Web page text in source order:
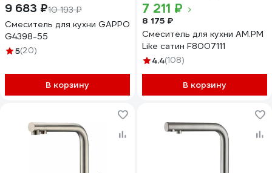
9 683 ₽10 193 ₽
Смеситель для кухни GAPPO
G4398-55
5(20)
В корзину
7 211 ₽
8 175 ₽
Смеситель для кухни AM.PM
Like сатин F8007111
4.4(108)
В корзину